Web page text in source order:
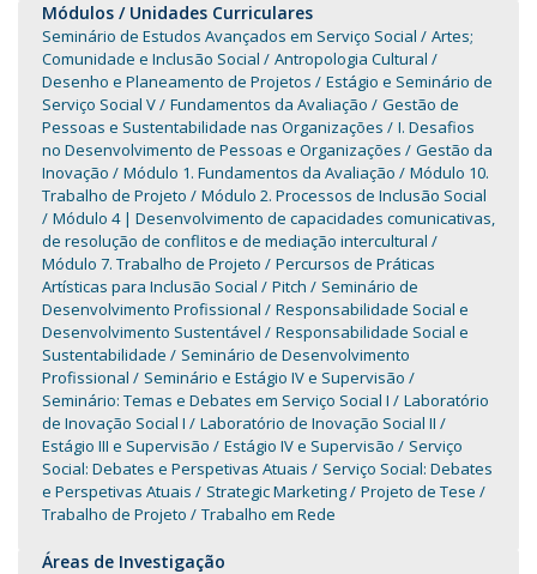
Módulos / Unidades Curriculares
Seminário de Estudos Avançados em Serviço Social
Artes;
Comunidade e Inclusão Social
Antropologia Cultural
Desenho e Planeamento de Projetos
Estágio e Seminário de
Serviço Social V
Fundamentos da Avaliação
Gestão de
Pessoas e Sustentabilidade nas Organizações
I. Desafios
no Desenvolvimento de Pessoas e Organizações
Gestão da
Inovação
Módulo 1. Fundamentos da Avaliação
Módulo 10.
Trabalho de Projeto
Módulo 2. Processos de Inclusão Social
Módulo 4 | Desenvolvimento de capacidades comunicativas,
de resolução de conflitos e de mediação intercultural
Módulo 7. Trabalho de Projeto
Percursos de Práticas
Artísticas para Inclusão Social
Pitch
Seminário de
Desenvolvimento Profissional
Responsabilidade Social e
Desenvolvimento Sustentável
Responsabilidade Social e
Sustentabilidade
Seminário de Desenvolvimento
Profissional
Seminário e Estágio IV e Supervisão
Seminário: Temas e Debates em Serviço Social I
Laboratório
de Inovação Social I
Laboratório de Inovação Social II
Estágio III e Supervisão
Estágio IV e Supervisão
Serviço
Social: Debates e Perspetivas Atuais
Serviço Social: Debates
e Perspetivas Atuais
Strategic Marketing
Projeto de Tese
Trabalho de Projeto
Trabalho em Rede
Áreas de Investigação